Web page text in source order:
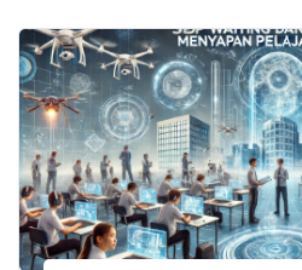
konsisten: outfit elegan tetap
tidak hanya menarik […]